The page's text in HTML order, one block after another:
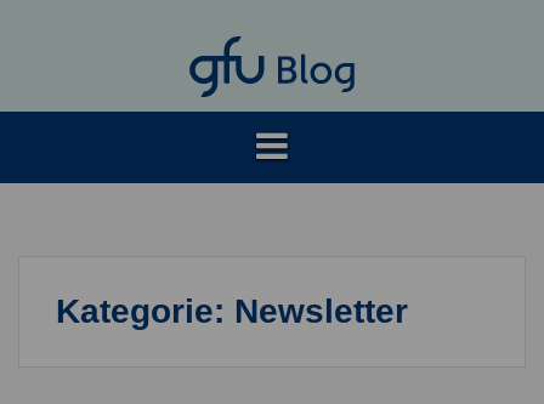
Kategorie: Newsletter